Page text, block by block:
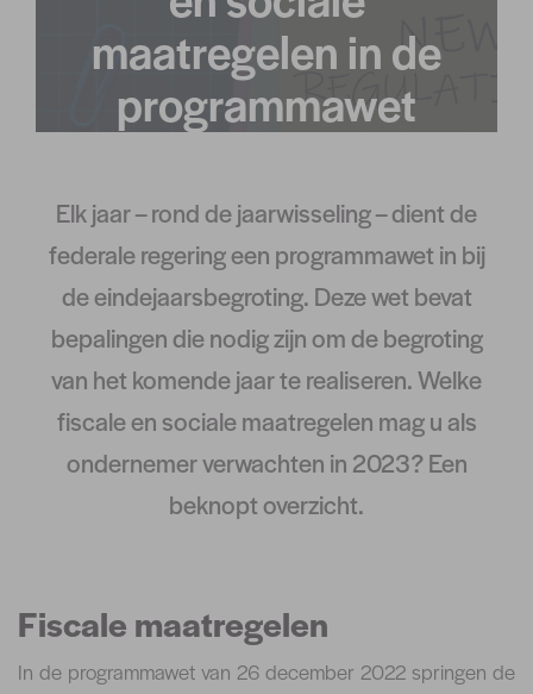
maatregelen in de
programmawet
Elk jaar – rond de jaarwisseling – dient de
federale regering een programmawet in bij
de eindejaarsbegroting. Deze wet bevat
bepalingen die nodig zijn om de begroting
van het komende jaar te realiseren. Welke
fiscale en sociale maatregelen mag u als
ondernemer verwachten in 2023? Een
beknopt overzicht.
Fiscale maatregelen
In de programmawet van 26 december 2022 springen de